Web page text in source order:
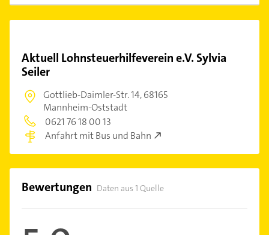
Aktuell Lohnsteuerhilfeverein e.V. Sylvia
Seiler
Gottlieb-Daimler-Str. 14,68165
Mannheim-Oststadt
0621 76 18 00 13
Anfahrt mit Bus und Bahn
Bewertungen Daten aus 1 Quelle